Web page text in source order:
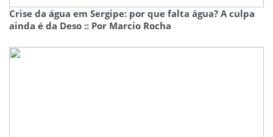
Crise da água em Sergipe: por que falta água? A culpa
ainda é da Deso :: Por Marcio Rocha